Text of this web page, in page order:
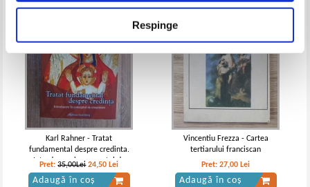
Respinge
Karl Rahner - Tratat
fundamental despre credinta.
Introducere in conceptul de
crestinism
Pret:35,00Lei 24,50 Lei
Adaugă în coș
Vincentiu Frezza - Cartea
tertiarului franciscan
Pret:27,00 Lei
Adaugă în coș